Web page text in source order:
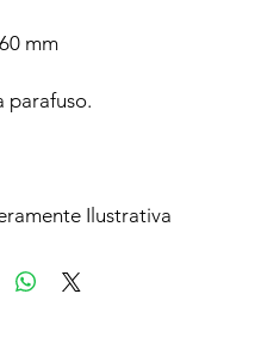
mm
parafuso.
Ilustrativa